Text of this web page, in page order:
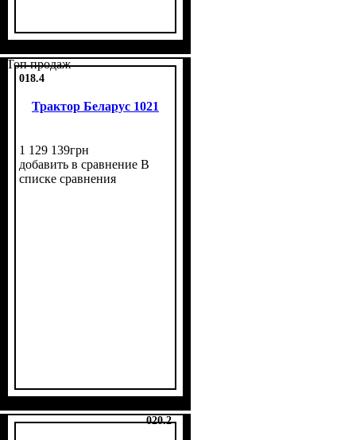
Топ продаж
018.4
Трактор Беларус 1021
1 129 139грн
добавить в сравнение В
списке сравнения
020.2